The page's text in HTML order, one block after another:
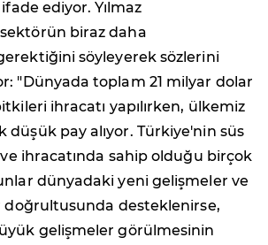
ediyor. Yılmaz
biraz daha
söyleyerek sözlerini
"Dünyada toplam 21 milyar dolar
ihracatı yapılırken, ülkemiz
düşük pay alıyor. Türkiye'nin süs
ihracatında sahip olduğu birçok
dünyadaki yeni gelişmeler ve
desteklenirse,
gelişmeler görülmesinin